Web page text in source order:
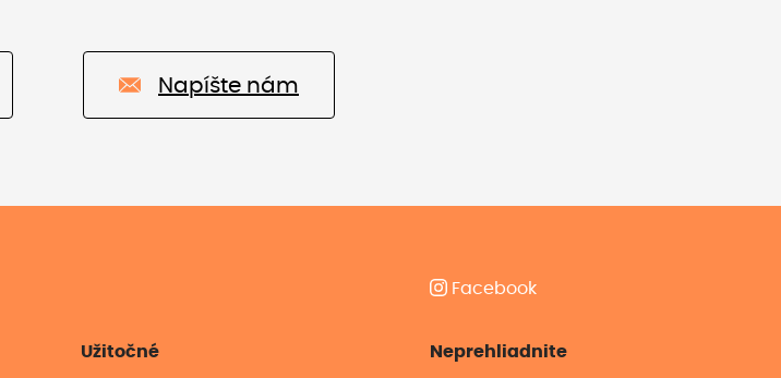
Napíšte nám
Facebook
Užitočné Neprehliadnite